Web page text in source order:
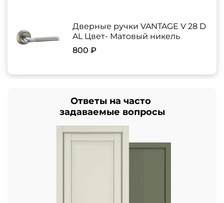
Дверные ручки VANTAGE V 28 D
AL Цвет- Матовый никель
800 ₽
Ответы на часто
задаваемые вопросы